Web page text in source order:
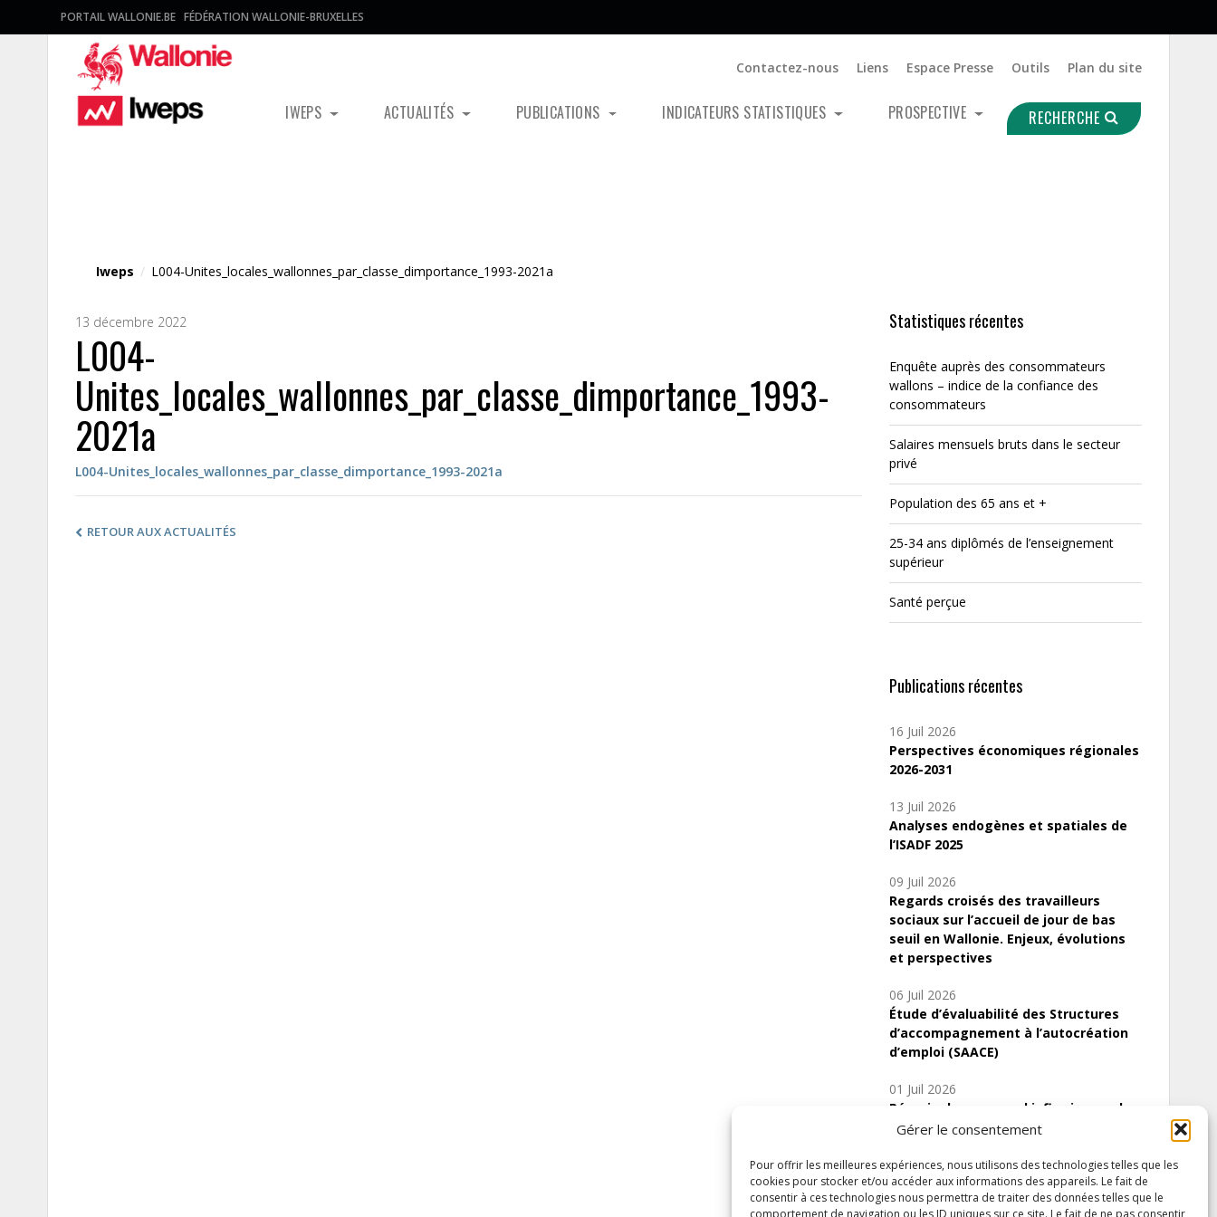
Gérer le consentement
Pour offrir les meilleures expériences, nous utilisons des technologies telles que les
cookies pour stocker et/ou accéder aux informations des appareils. Le fait de
consentir à ces technologies nous permettra de traiter des données telles que le
comportement de navigation ou les ID uniques sur ce site. Le fait de ne pas consentir
PORTAIL WALLONIE.BE FÉDÉRATION WALLONIE-BRUXELLES
Contactez-nous Liens Espace Presse Outils Plan du site
IWEPS ACTUALITÉS PUBLICATIONS INDICATEURS STATISTIQUES PROSPECTIVE RECHERCHE
Iweps / L004-Unites_locales_wallonnes_par_classe_dimportance_1993-2021a
13 décembre 2022
L004-
Unites_locales_wallonnes_par_classe_dimportance_1993-
2021a
L004-Unites_locales_wallonnes_par_classe_dimportance_1993-2021a
RETOUR AUX ACTUALITÉS
Statistiques récentes
Enquête auprès des consommateurs
wallons – indice de la confiance des
consommateurs
Salaires mensuels bruts dans le secteur
privé
Population des 65 ans et +
25-34 ans diplômés de l’enseignement
supérieur
Santé perçue
Publications récentes
16 Juil 2026
Perspectives économiques régionales
2026-2031
13 Juil 2026
Analyses endogènes et spatiales de
l’ISADF 2025
09 Juil 2026
Regards croisés des travailleurs
sociaux sur l’accueil de jour de bas
seuil en Wallonie. Enjeux, évolutions
et perspectives
06 Juil 2026
Étude d’évaluabilité des Structures
d’accompagnement à l’autocréation
d’emploi (SAACE)
01 Juil 2026
Pénurie du personnel infirmier :quels
indicateurs d’offre de soins pour